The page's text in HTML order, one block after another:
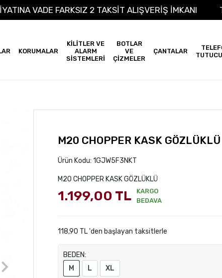
FİYATINA VADE FARKSIZ 2 TAKSİT ALIŞVERİŞ İMKANI
KORUMALAR
KİLİTLER VE
ALARM
SİSTEMLERİ
BOTLAR
VE
ÇİZMELER
ÇANTALAR
M20 CHOPPER KASK GÖZLÜKLÜ
Ürün Kodu: 1GJW5F3NKT
M20 CHOPPER KASK GÖZLÜKLÜ
1.199,00 TL
KARGO
BEDAVA
118,90 TL 'den başlayan taksitlerle
BEDEN:
M
L XL